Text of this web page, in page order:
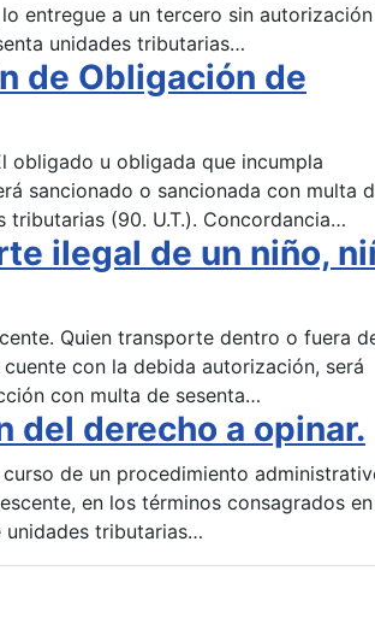
entregue a un tercero sin autorización
unidades tributarias…
de Obligación de
obligado u obligada que incumpla
sancionado o sancionada con multa
tributarias (90. U.T.). Concordancia…
ilegal de un niño,
Quien transporte dentro o fuera
con la debida autorización, será
con multa de sesenta…
del derecho a opinar.
de un procedimiento
en los términos consagrados
unidades tributarias…